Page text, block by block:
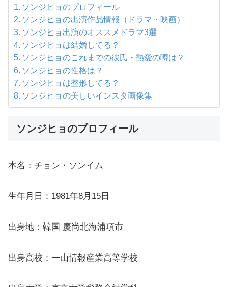
ソンジヒョのプロフィール
ソンジヒョの出演作品情報（ドラマ・映画）
ソンジヒョ出演のオススメドラマ3選
ソンジヒョは結婚してる？
ソンジヒョのこれまでの彼氏・熱愛の噂は？
ソンジヒョの性格は？
ソンジヒョは整形してる？
ソンジヒョの美しいインスタ画像集
ソンジヒョのプロフィール
本名：チョン・ソンイム
生年月日：1981年8月15日
出身地：韓国 慶尚北海浦項市
出身高校：一山情報産業高等学校